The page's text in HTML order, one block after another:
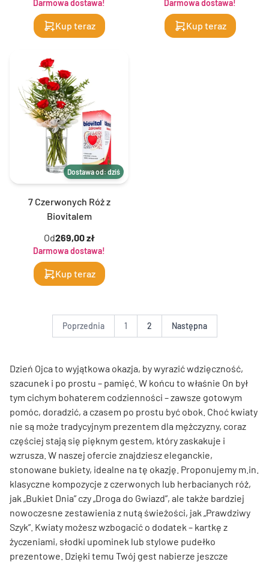
Darmowa dostawa!
Kup teraz
Darmowa dostawa!
Kup teraz
Dostawa od: dziś
7 Czerwonych Róż z
Biovitalem
Od269,00 zł
Darmowa dostawa!
Kup teraz
Poprzednia 1 2 Następna
Dzień Ojca to wyjątkowa okazja, by wyrazić wdzięczność,
szacunek i po prostu – pamięć. W końcu to właśnie On był
tym cichym bohaterem codzienności – zawsze gotowym
pomóc, doradzić, a czasem po prostu być obok. Choć kwiaty
nie są może tradycyjnym prezentem dla mężczyzny, coraz
częściej stają się pięknym gestem, który zaskakuje i
wzrusza. W naszej ofercie znajdziesz eleganckie,
stonowane bukiety, idealne na tę okazję. Proponujemy m.in.
klasyczne kompozycje z czerwonych lub herbacianych róż,
jak „Bukiet Dnia” czy „Droga do Gwiazd”, ale także bardziej
nowoczesne zestawienia z nutą świeżości, jak „Prawdziwy
Szyk”. Kwiaty możesz wzbogacić o dodatek – kartkę z
życzeniami, słodki upominek lub stylowe pudełko
prezentowe. Dzięki temu Twój gest nabierze jeszcze